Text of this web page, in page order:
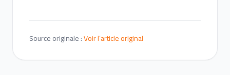
Source originale :Voir l’article original